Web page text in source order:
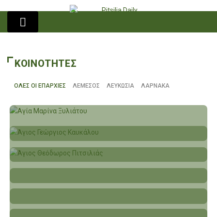
ΚΟΙΝΟΤΗΤΕΣ
ΟΛΕΣ ΟΙ ΕΠΑΡΧΙΕΣ ΛΕΜΕΣΟΣ ΛΕΥΚΩΣΙΑ ΛΑΡΝΑΚΑ
Αγία Μαρίνα Ξυλιάτου
Άγιος Γεώργιος Καυκάλου
Άγιος Θεόδωρος Πιτσιλιάς
Άγιος Ιωάννης Πιτσιλιάς